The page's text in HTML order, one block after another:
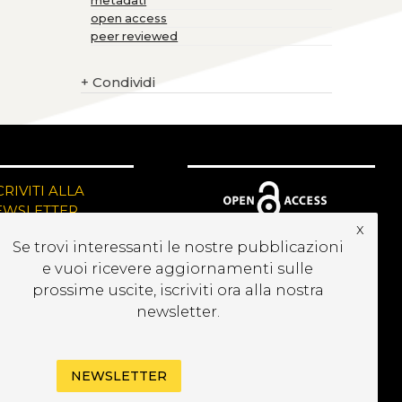
open access
peer reviewed
+ Condividi
ALLA
Se trovi interessanti le nostre pubblicazioni
e vuoi ricevere aggiornamenti sulle
prossime uscite, iscriviti ora alla nostra
newsletter.
x
NEWSLETTER